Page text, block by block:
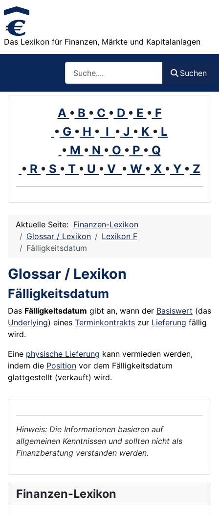
Das Lexikon für Finanzen, Märkte und Kapitalanlagen
Suchen
A • B • C • D • E • F
• G • H • I • J • K • L
• M • N • O • P • Q
• R • S • T • U • V • W • X • Y • Z
Aktuelle Seite: Finanzen-Lexikon
Glossar / Lexikon
Lexikon F
Fälligkeitsdatum
Glossar / Lexikon
Fälligkeitsdatum
Das Fälligkeitsdatum gibt an, wann der Basiswert (das
Underlying) eines Terminkontrakts zur Lieferung fällig
wird.
Eine physische Lieferung kann vermieden werden,
indem die Position vor dem Fälligkeitsdatum
glattgestellt (verkauft) wird.
Hinweis: Die Informationen basieren auf
allgemeinen Kenntnissen und sollten nicht als
Finanzberatung verstanden werden.
Finanzen-Lexikon